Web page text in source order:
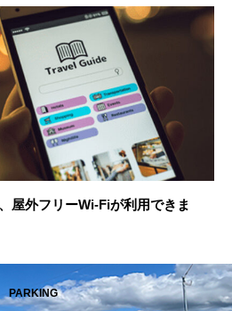
屋外フリーWi-Fiが利用できま
PARKING